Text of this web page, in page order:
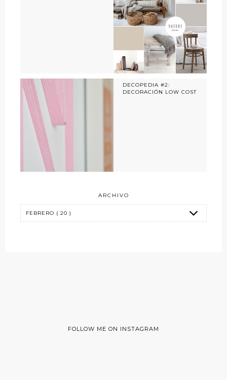
DECOPEDIA #2:
DECORACIÓN LOW COST
ARCHIVO
FOLLOW ME ON INSTAGRAM